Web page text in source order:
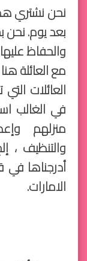
نحن نشتري
بعد يوم. نحن
والحفاظ
مع العائلة
العائلات
في الغالب
منزلهم
والتنظيف ،
أدرجناها في
الامارات.